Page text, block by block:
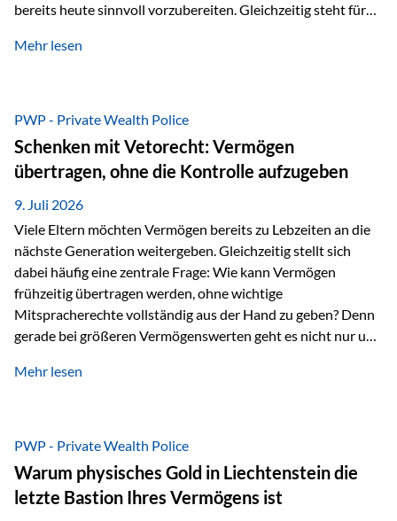
bereits heute sinnvoll vorzubereiten. Gleichzeitig steht für
passiert, wenn einer der beiden verstirbt? Der überlebende
Vermögen verfügen können. Genau für diese
Ausgangssituation bietet die Private Wealth Police der
Vienna-Life eine durchdachte Gestaltungsmöglichkeit. Die
Ausgangssituation Stellen Sie sich folgendes Beispiel vor:
Ein…
Mehr lesen
PWP - Private Wealth Police
Schenken mit Vetorecht: Vermögen
übertragen, ohne die Kontrolle aufzugeben
9. Juli 2026
Viele Eltern möchten Vermögen bereits zu Lebzeiten an die
nächste Generation weitergeben. Gleichzeitig stellt sich
dabei häufig eine zentrale Frage: Wie kann Vermögen
frühzeitig übertragen werden, ohne wichtige
Mitspracherechte vollständig aus der Hand zu geben? Denn
gerade bei größeren Vermögenswerten geht es nicht nur um
sicherzustellen, dass das Vermögen langfristig erhalten
folgende Situation vor: Ein Vater schenkt seiner Tochter
einen Teil seines Vermögens. Einige Jahre später möchte die
Tochter das Geld kurzfristig verwenden, um…
Mehr lesen
PWP - Private Wealth Police
Warum physisches Gold in Liechtenstein die
letzte Bastion Ihres Vermögens ist